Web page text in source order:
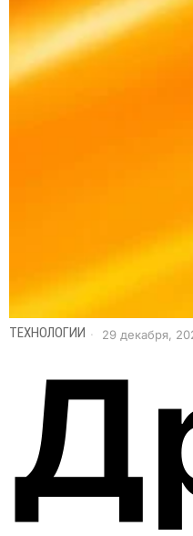
ТЕХНОЛОГИИ 29 декабря,